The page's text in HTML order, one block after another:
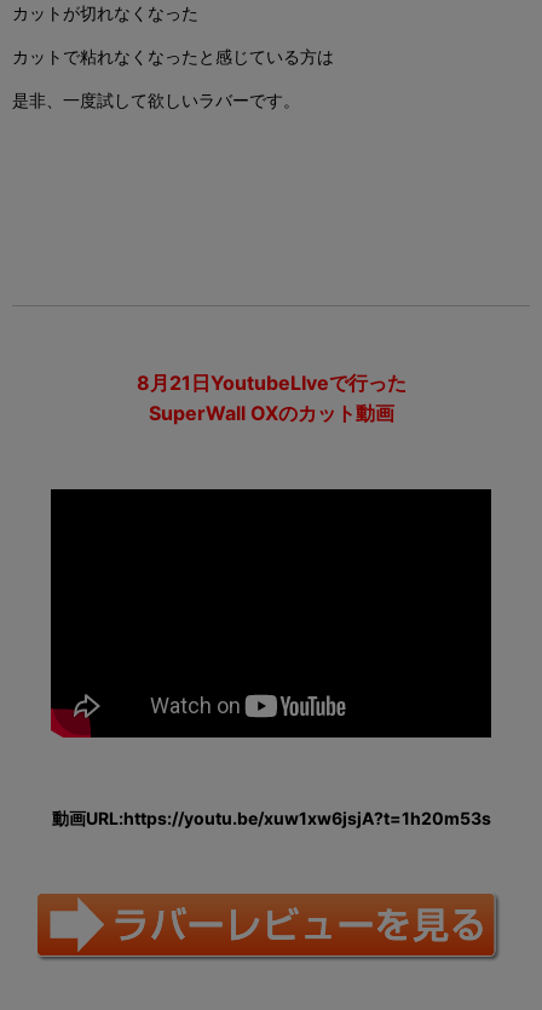
カットが切れなくなった
カットで粘れなくなったと感じている方は
是非、一度試して欲しいラバーです。
8月21日YoutubeLIveで行った
SuperWall OXのカット動画
動画URL:https://youtu.be/xuw1xw6jsjA?t=1h20m53s